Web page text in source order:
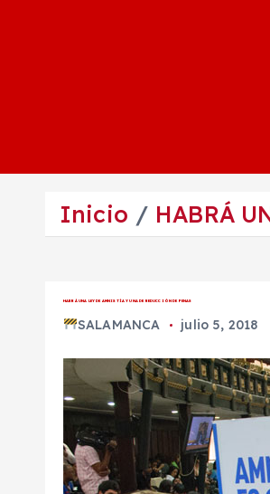
Inicio HABRÁ
HABRÁ UNA LEY DE AMNISTÍA Y UNA DE REDUCCIÓN DE PENAS
SALAMANCA julio 5, 2018